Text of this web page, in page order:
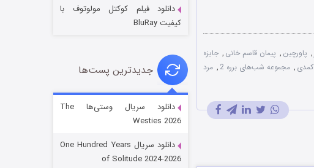
, پاورچین , پیمان قاسم خانی , جایزه
کمدی , مجموعه شب‌های برره 2 , مرد
قسمت۶ (زیرنویس)
دانلود فیلم کوکتل مولوتوف با
کیفیت BluRay
جدیدترین پست‌ها
دانلود سریال وستی‌ها The
Westies 2026
دانلود سریال One Hundred Years
of Solitude 2024-2026